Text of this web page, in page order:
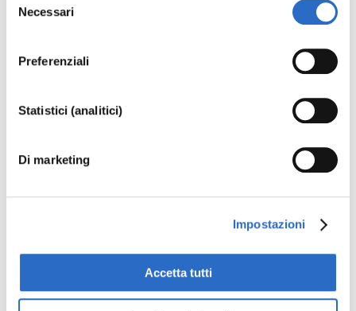
trattamento dei dati personali e sui diritti che ti spettano
delNecessari
Preferenziali
Statistici (analitici)
Di marketing
Impostazioni
Accetta tutti
centrale, e 2 cm nei restanti lati, aumentando la luminosità